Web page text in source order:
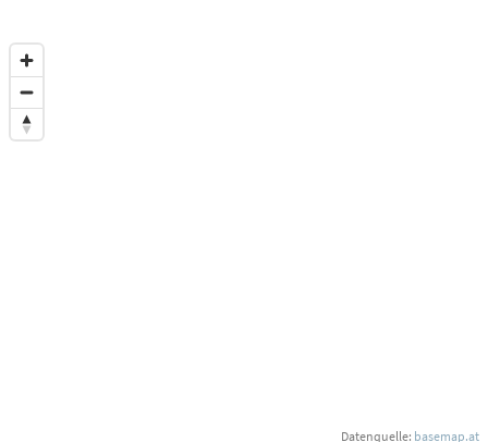
Datenquelle: basemap.at